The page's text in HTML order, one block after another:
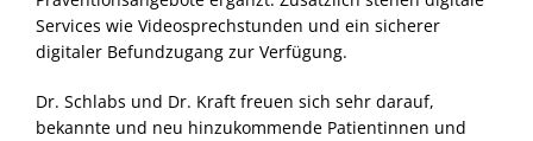
Services wie Videosprechstunden und ein sicherer
digitaler Befundzugang zur Verfügung.
Dr. Schlabs und Dr. Kraft freuen sich sehr darauf,
bekannte und neu hinzukommende Patientinnen und